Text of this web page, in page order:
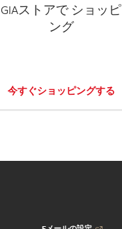
GIAストアで ショッピ
ング
今すぐショッピングする